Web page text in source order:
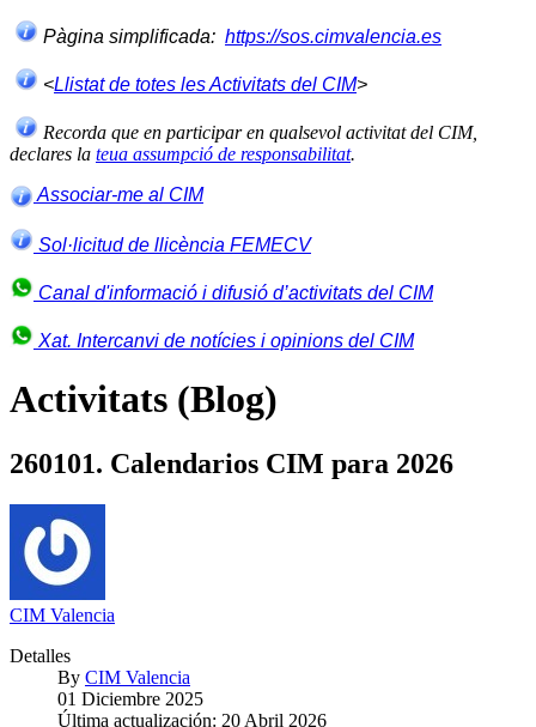
Pàgina simplificada: https://sos.cimvalencia.es
<Llistat de totes les Activitats del CIM>
Recorda que en participar en qualsevol activitat del CIM,
declares la teua assumpció de responsabilitat.
Associar-me al CIM
Sol·licitud de llicència FEMECV
Canal d'informació i difusió d’activitats del CIM
Xat. Intercanvi de notícies i opinions del CIM
Activitats (Blog)
260101. Calendarios CIM para 2026
CIM Valencia
Detalles
By CIM Valencia
01 Diciembre 2025
Última actualización: 20 Abril 2026